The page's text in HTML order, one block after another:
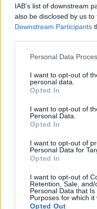
IAB’s list of downstream
also be disclosed by us
Downstream Participants
Please note that this
not limited to your visit or
grant or deny consent to
use your data for below
consent section.
Personal Data
I want to opt-out of
personal data.
Opted In
I want to opt-out of
Personal Data.
Opted In
I want to opt-out of
Personal Data for
Opted In
I want to opt-out of
Retention, Sale,
Personal Data that
Purposes for which it
Opted Out
A Moszad
került
az akciót a
létrehozott új
műveleti egysége
„Dedi” Barnea
működését. Az
tisztviselők
egy klasszikus
vezető
kevesebbe kerül,
merénylet
nyilvánosságra